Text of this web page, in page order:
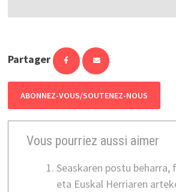
Partager
ABONNEZ-VOUS/SOUTENEZ-NOUS
Vous pourriez aussi aimer
Seaskaren postu beharra,
eta Euskal Herriaren